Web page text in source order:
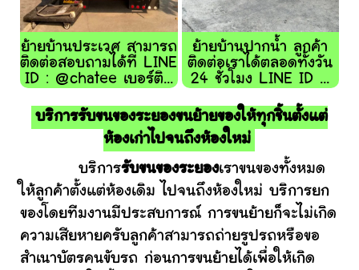
ย้ายบ้านประเวศ สามารถ
ติดต่อสอบถามได้ที่ LINE
ID : @chatee เบอร์ติ...
ย้ายบ้านปากน้ำ ลูกค้า
ติดต่อเราได้ตลอดทั้งวัน
24 ชั่วโมง LINE ID ...
บริการรับขนของระยองขนย้ายของให้ทุกชิ้นตั้งแต่
ห้องเก่าไปจนถึงห้องใหม่
บริการรับขนของระยองเราขนของทั้งหมด
ให้ลูกค้าตั้งแต่ห้องเดิม ไปจนถึงห้องใหม่ บริการยก
ของโดยทีมงานมีประสบการณ์ การขนย้ายก็จะไม่เกิด
ความเสียหายครับลูกค้าสามารถถ่ายรูปรถหรือขอ
สำเนาบัตรคนขับรถ ก่อนการขนย้ายได้เพื่อให้เกิด